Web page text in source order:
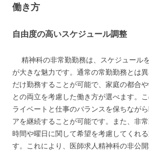
働き方
自由度の高いスケジュール調整
精神科の非常勤勤務は、スケジュール
が大きな魅力です。通常の常勤勤務とは
だけ勤務することが可能で、家庭の都合
との両立を考慮した働き方が選べます。
ライベートと仕事のバランスを保ちなが
アを継続することが可能です。また、非
時間や曜日に関して希望を考慮してくれ
す。これにより、医師求人精神科の非公